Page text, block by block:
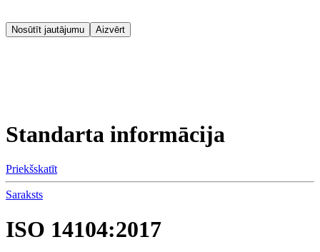
Nosūtīt jautājumu Aizvērt
Standarta informācija
Priekšskatīt
Saraksts
ISO 14104:2017